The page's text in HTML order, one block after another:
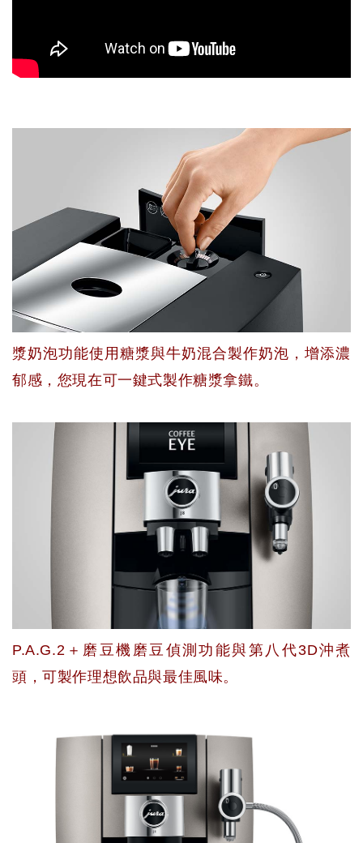
漿奶泡功能使用糖漿與牛奶混合製作奶泡，增添濃
郁感，您現在可一鍵式製作糖漿拿鐵。
P.A.G.2＋磨豆機磨豆偵測功能與第八代3D沖煮
頭，可製作理想飲品與最佳風味。